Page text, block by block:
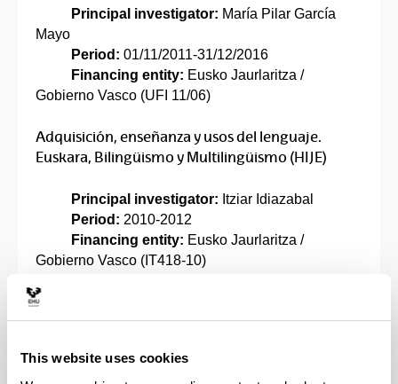
This website uses cookies
Principal investigator: María Pilar García
Mayo
Period: 01/11/2011-31/12/2016
Financing entity: Eusko Jaurlaritza /
Gobierno Vasco (UFI 11/06)
Adquisición, enseñanza y usos del lenguaje.
Euskara, Bilingüismo y Multilingüismo (HIJE)
Principal investigator: Itziar Idiazabal
Period: 2010-2012
Financing entity: Eusko Jaurlaritza /
Gobierno Vasco (IT418-10)
Bilingüismo y Multilingüismo: Adquisición,
enseñanza y usos de las lenguas. Criterios